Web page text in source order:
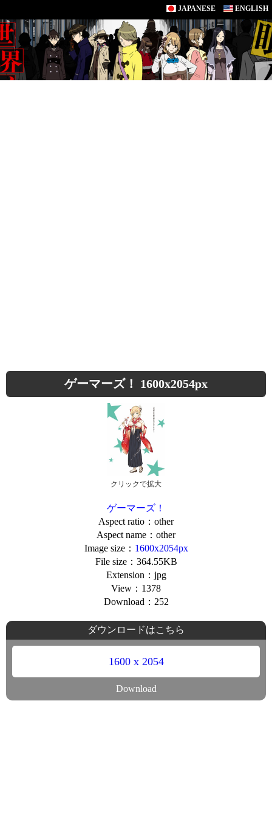
JAPANESE ENGLISH
ゲーマーズ！ 1600x2054px
クリックで拡大
ゲーマーズ！
Aspect ratio：other
Aspect name：other
Image size： 1600x2054px
File size：364.55KB
Extension：jpg
View：1378
Download：252
ダウンロードはこちら
1600 x 2054
Download